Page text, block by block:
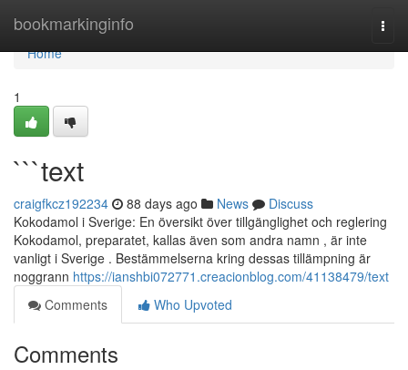
bookmarkinginfo
Home
Home
1
```text
craigfkcz192234 88 days ago News
Discuss
Kokodamol i Sverige: En översikt över tillgänglighet och reglering
Kokodamol, preparatet, kallas även som andra namn , är inte
vanligt i Sverige . Bestämmelserna kring dessas tillämpning är
noggrann https://ianshbi072771.creacionblog.com/41138479/text
Comments
Who Upvoted
Comments